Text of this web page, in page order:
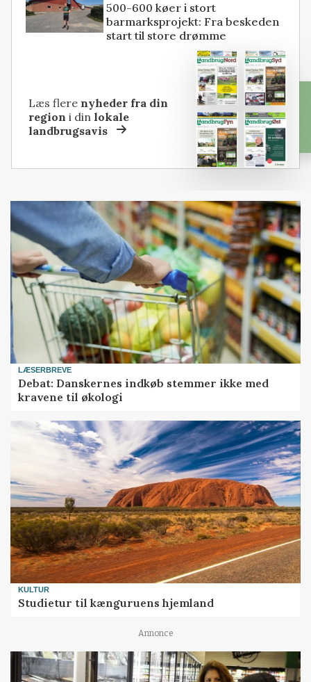
500-600 køer i stort
barmarksprojekt: Fra beskeden
start til store drømme
Læs flere nyheder fra din
region i dinlokale
landbrugsavis
LÆSERBREVE
Debat: Danskernes indkøb stemmer ikke med
kravene til økologi
KULTUR
Studietur til kænguruens hjemland
Annonce